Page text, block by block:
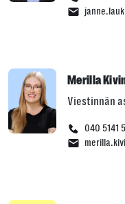
Merilla
Viestinnän
040 5141